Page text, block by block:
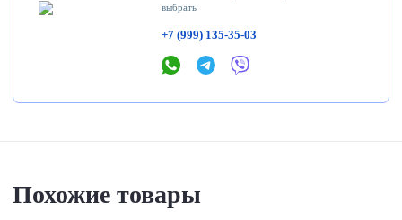
выбрать
+7 (999) 135-35-03
Похожие товары